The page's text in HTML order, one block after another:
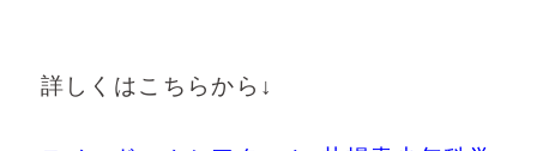
詳しくはこちらから↓